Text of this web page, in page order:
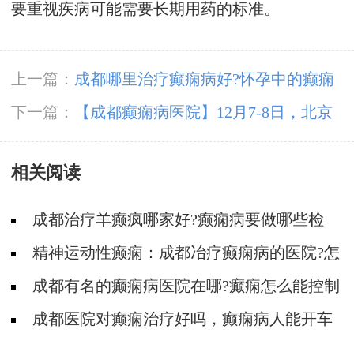
要重视疾病可能需要长期用药的标准。
上一篇： 成都哪里治疗癫痫病好?怀孕中的癫痫
患者怎么护理?
下一篇：
【成都癫痫病医院】12月7-8日，北京
三甲知名癫痫专家亲临成都免费会诊，多项援助
补贴限时发放!
相关阅读
成都治疗羊癫疯哪家好?癫痫病要做哪些检
查?精神运动性癫痫：成都冶疗癫痫病的医院?怎
么区分癫痫类型
​成都有名的癫痫病医院在哪?癫痫怎么能控制
住?​成都医院对癫痫治疗好吗，癫痫病人能开车